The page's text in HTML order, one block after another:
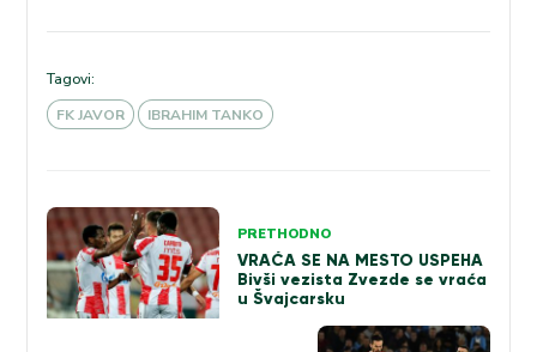
Tagovi:
FK JAVOR
IBRAHIM TANKO
Kretanje
članka
PRETHODNO
VRAĆA SE NA MESTO USPEHA
Bivši vezista Zvezde se vraća
u Švajcarsku